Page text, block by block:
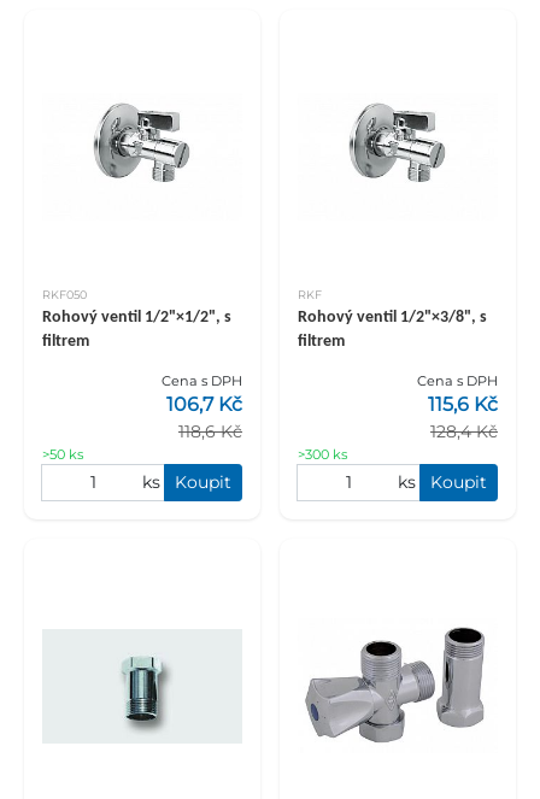
RKF050
Rohový ventil 1/2"×1/2", s
filtrem
Cena s DPH
118,6 Kč
106,7 Kč
>50 ks
ks Koupit
RKF
Rohový ventil 1/2"×3/8", s
filtrem
Cena s DPH
128,4 Kč
115,6 Kč
>300 ks
ks Koupit